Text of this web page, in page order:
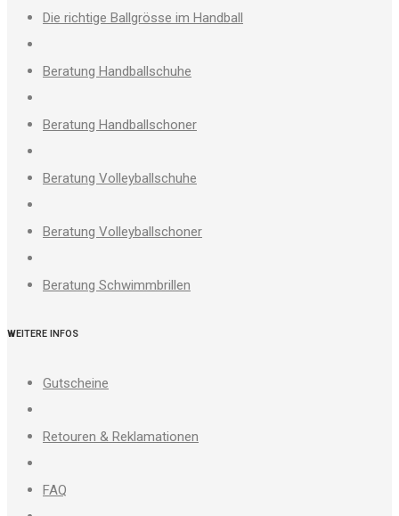
Die richtige Ballgrösse im Handball
Beratung Handballschuhe
Beratung Handballschoner
Beratung Volleyballschuhe
Beratung Volleyballschoner
Beratung Schwimmbrillen
WEITERE INFOS
Gutscheine
Retouren & Reklamationen
FAQ